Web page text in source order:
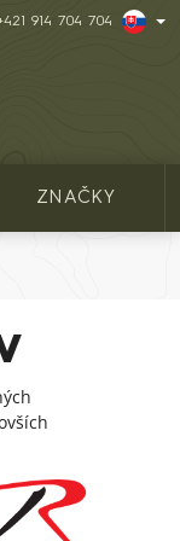
914 704 704
ZNAČKY